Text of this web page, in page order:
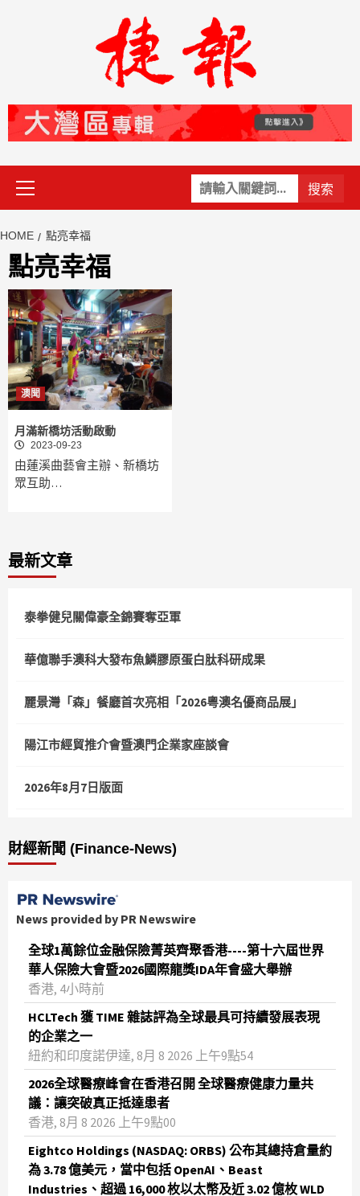
關
鍵
Primary
Menu
HOME 點亮幸福
點亮幸福
澳聞
月滿新橋坊活動啟動
2023-09-23
由蓮溪曲藝會主辦、新橋坊
眾互助…
最新文章
泰拳健兒關偉豪全錦賽奪亞軍
華億聯手澳科大發布魚鱗膠原蛋白肽科研成果
麗景灣「森」餐廳首次亮相「2026粵澳名優商品展」
陽江市經貿推介會暨澳門企業家座談會
2026年8月7日版面
財經新聞 (Finance-News)
News provided by PR Newswire
全球1萬餘位金融保險菁英齊聚香港----第十六屆世界
華人保險大會暨2026國際龍獎IDA年會盛大舉辦
香港, 4小時前
HCLTech 獲 TIME 雜誌評為全球最具可持續發展表現
的企業之一
紐約和印度諾伊達, 8月 8 2026 上午9點54
2026全球醫療峰會在香港召開 全球醫療健康力量共
議：讓突破真正抵達患者
香港, 8月 8 2026 上午9點00
Eightco Holdings (NASDAQ: ORBS) 公布其總持倉量約
為 3.78 億美元，當中包括 OpenAI、Beast
Industries、超過 16,000 枚以太幣及近 3.02 億枚 WLD